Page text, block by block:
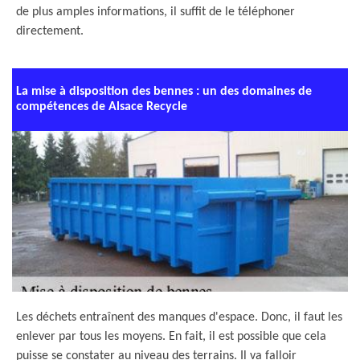
de plus amples informations, il suffit de le téléphoner
directement.
La mise à disposition des bennes : un des domaines de
compétences de Alsace Recycle
Les déchets entraînent des manques d'espace. Donc, il faut les
enlever par tous les moyens. En fait, il est possible que cela
puisse se constater au niveau des terrains. Il va falloir